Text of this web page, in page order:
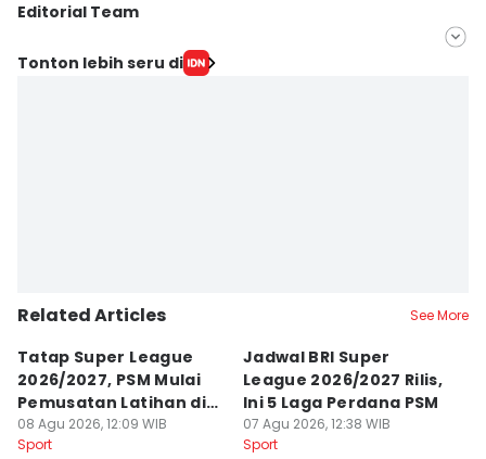
Editorial Team
Editor
Tonton lebih seru di
Related Articles See More
Tatap Super League
2026/2027, PSM Mulai
Pemusatan Latihan di
Jogja
08 Agu 2026, 12:09 WIB
Sport
Jadwal BRI Super
League 2026/2027 Rilis,
Ini 5 Laga Perdana PSM
07 Agu 2026, 12:38 WIB
Sport